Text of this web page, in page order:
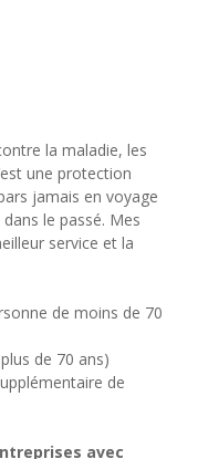
la maladie, les
une protection
jamais en voyage
dans le passé. Mes
service et la
de moins de 70
de 70 ans)
de
avec